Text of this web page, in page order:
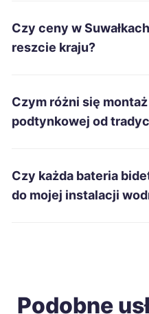
Suwałki
Piekary Śląskie
Świętochłowice
Zawiercie
Czy ceny w
reszcie kraju?
Czym różni się
podtynkowej od
Czy każda bateria
do mojej instalacji
Podobne